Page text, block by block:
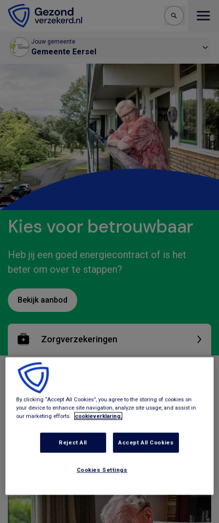
Jouw gemeente
Gemeente Eersel
Kies voor betrouwbaar
Heb jij een goed energiecontract of is het
beter om over te stappen?
Bekijk aanbod
Zorgverzekeringen
Tegemoetkomingen
Energie
Geldzaken
By clicking “Accept All Cookies”, you agree to the storing of cookies on
your device to enhance site navigation, analyze site usage, and assist in
our marketing efforts.
cookieverklaring.
Reject All Accept All Cookies
Cookies Settings